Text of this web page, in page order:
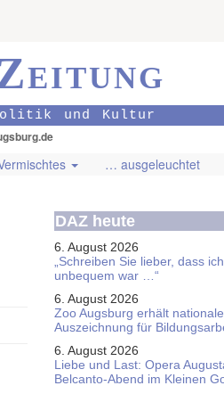
und Kultur
… ausgeleuchtet
DAZ heute
6. August 2026
„Schreiben Sie lieber, dass
unbequem war …“
6. August 2026
Zoo Augsburg erhält
Auszeichnung für
6. August 2026
Liebe und Last: Opera
Belcanto-Abend im Kleinen